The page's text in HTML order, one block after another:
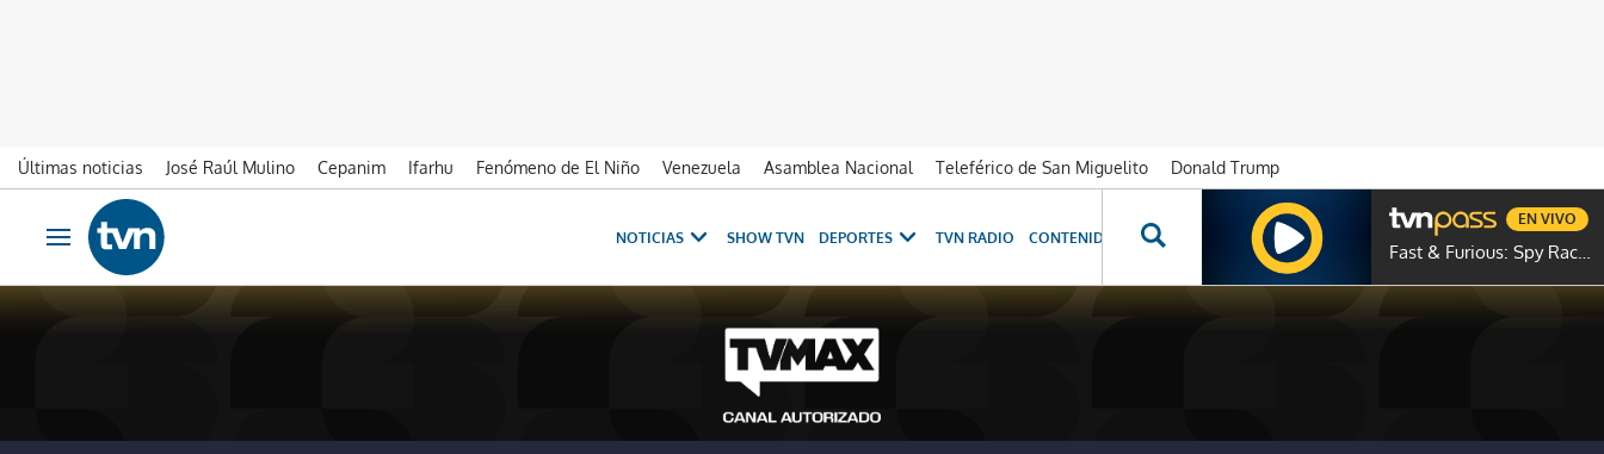
Últimas noticias José Raúl Mulino Cepanim Ifarhu Fenómeno de El Niño Venezuela Asamblea Nacional Teleférico de San Miguelito
Donald Trump
Ir al contenido
Obrir navegació
NOTICIAS SHOW TVN DEPORTES TVN RADIO CONTENIDOS ESPECIALES NOVELAS GENTE TVN
Fast & Furious: Spy Racers
EN VIVO